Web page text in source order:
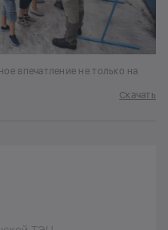
впечатление не только на
Скачать